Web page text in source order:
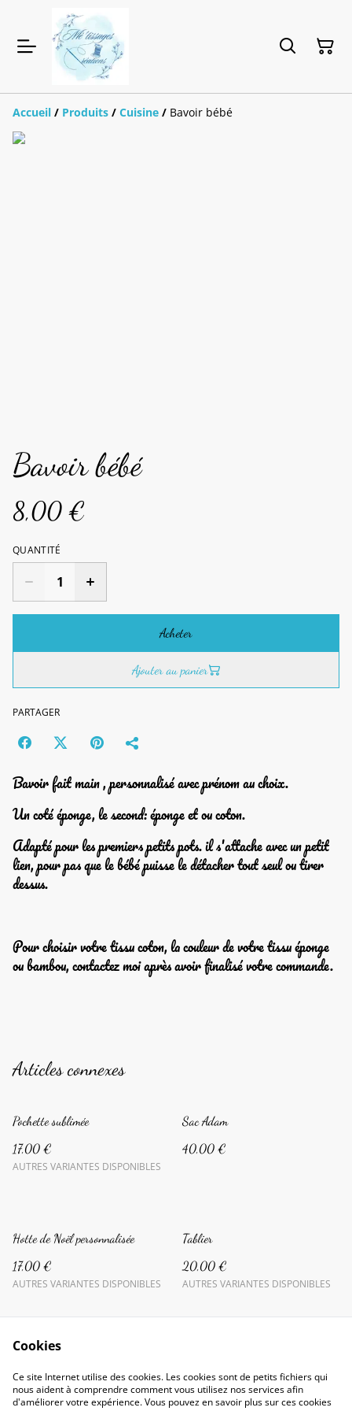
Accueil / Produits / Cuisine / Bavoir bébé
Bavoir bébé
8,00 €
QUANTITÉ
Acheter
Ajouter au panier
PARTAGER
Bavoir fait main , personnalisé avec prénom au choix.
Un coté éponge, le second: éponge et ou coton.
Adapté pour les premiers petits pots. il s'attache avec un petit
lien, pour pas que le bébé puisse le détacher tout seul ou tirer
dessus.
Pour choisir votre tissu coton, la couleur de votre tissu éponge
ou bambou, contactez moi après avoir finalisé votre commande.
Articles connexes
Pochette sublimée
17,00 €
AUTRES VARIANTES DISPONIBLES
Sac Adam
40,00 €
Hotte de Noël personnalisée
17,00 €
AUTRES VARIANTES DISPONIBLES
Tablier
20,00 €
AUTRES VARIANTES DISPONIBLES
Cookies
Ce site Internet utilise des cookies. Les cookies sont de petits fichiers qui
nous aident à comprendre comment vous utilisez nos services afin
d'améliorer votre expérience. Vous pouvez en savoir plus sur ces cookies